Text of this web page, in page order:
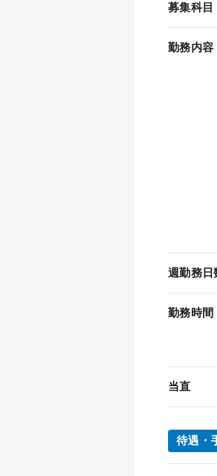
募集科目
勤務内容
週勤務日
勤務時間
当直
待遇・